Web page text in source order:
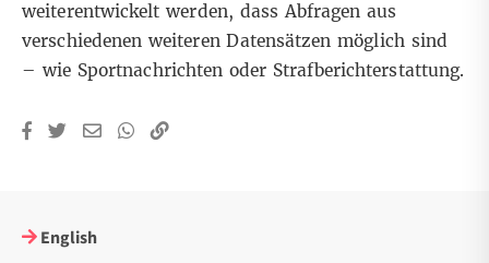
weiterentwickelt werden, dass Abfragen aus
verschiedenen weiteren Datensätzen möglich sind
– wie Sportnachrichten oder Strafberichterstattung.
English